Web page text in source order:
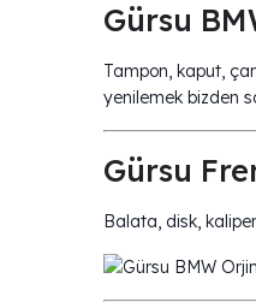
Gürsu
Tampon, kaput,
yenilemek bizden
Gürsu
Balata, disk,